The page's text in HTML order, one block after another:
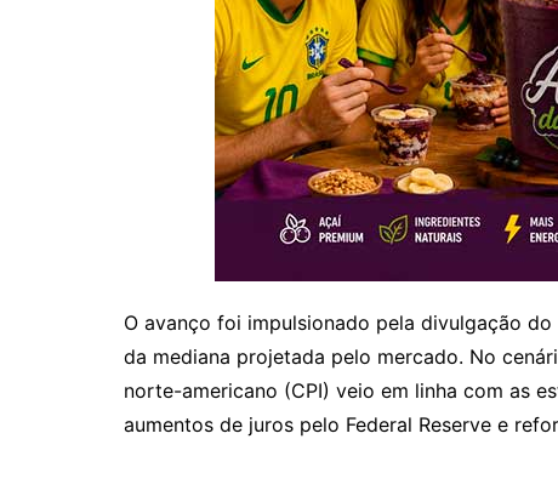
O avanço foi impulsionado pela divulgação
da mediana projetada pelo mercado. No
norte-americano (CPI) veio em linha com as
aumentos de juros pelo Federal Reserve e